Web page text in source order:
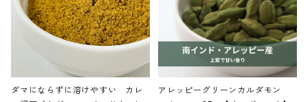
ダマにならずに溶けやすい カレ
アレッピーグリーンカルダモン